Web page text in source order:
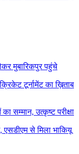
मुबारिकपुर पहुंचे
टूर्नामेंट का ख़िताब
सम्मान, उत्कृष्ट परीक्षा
एसडीएम से मिला भाकियू